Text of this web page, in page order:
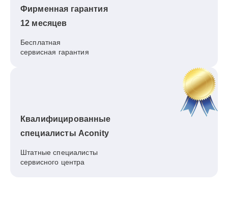
Фирменная гарантия
12 месяцев
Бесплатная
сервисная гарантия
Квалифицированные
специалисты Aconity
Штатные специалисты
сервисного центра